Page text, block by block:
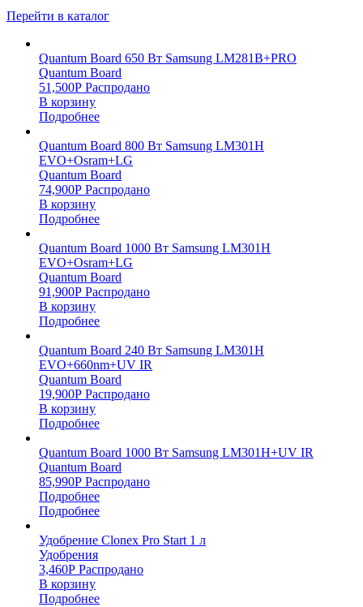
Перейти в каталог
Quantum Board 650 Вт Samsung LM281B+PRO
Quantum Board
51,500Р Распродано
В корзину
Подробнее
Quantum Board 800 Вт Samsung LM301H
EVO+Osram+LG
Quantum Board
74,900Р Распродано
В корзину
Подробнее
Quantum Board 1000 Вт Samsung LM301H
EVO+Osram+LG
Quantum Board
91,900Р Распродано
В корзину
Подробнее
Quantum Board 240 Вт Samsung LM301H
EVO+660nm+UV IR
Quantum Board
19,900Р Распродано
В корзину
Подробнее
Quantum Board 1000 Вт Samsung LM301H+UV IR
Quantum Board
85,990Р Распродано
Подробнее
Подробнее
Удобрение Clonex Pro Start 1 л
Удобрения
3,460Р Распродано
В корзину
Подробнее